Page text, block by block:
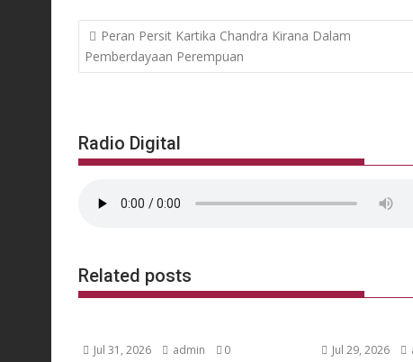
Post
navigation
Peran Persit Kartika Chandra Kirana Dalam
Pemberdayaan Perempuan
Radio Digital
Related posts
Jul 31, 2026 admin 0 Jul 29, 2026